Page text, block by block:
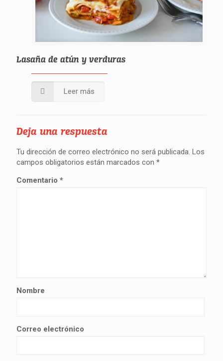
Lasaña de atún y verduras
Leer más
Deja una respuesta
Tu dirección de correo electrónico no será publicada. Los
campos obligatorios están marcados con *
Comentario *
Nombre
Correo electrónico